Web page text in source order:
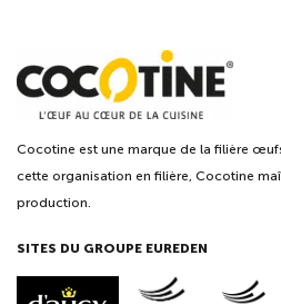
Cocotine est une marque de la filière
cette organisation en filière, Cocotine
production.
SITES DU GROUPE EUREDEN